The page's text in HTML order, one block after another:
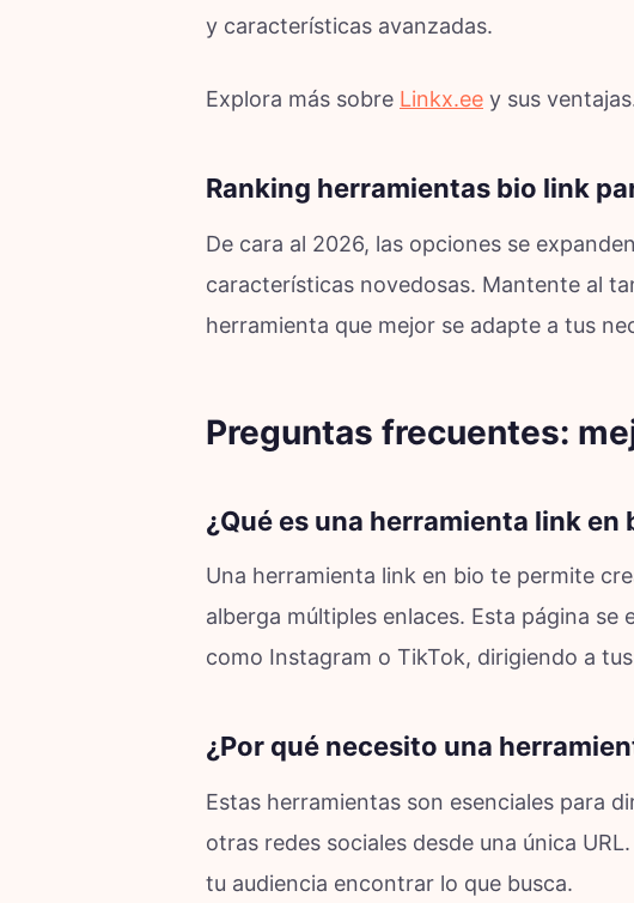
y características avanzadas.
Explora más sobre Linkx.ee y sus
Ranking herramientas bio link
De cara al 2026, las opciones se
características novedosas. Mantente al
herramienta que mejor se adapte a tus
Preguntas frecuentes:
¿Qué es una herramienta link en
Una herramienta link en bio te permite
alberga múltiples enlaces. Esta página
como Instagram o TikTok, dirigiendo a
¿Por qué necesito una
Estas herramientas son esenciales para
otras redes sociales desde una única
tu audiencia encontrar lo que busca.